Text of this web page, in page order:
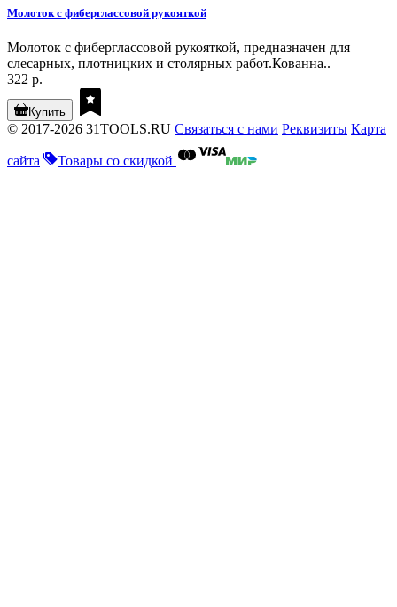
Молоток с фиберглассовой рукояткой
Молоток с фиберглассовой рукояткой, предназначен для
слесарных, плотницких и столярных работ.Кованна..
322 р.
Купить
© 2017-2026 31TOOLS.RU Связаться с нами Реквизиты Карта
сайта Товары со скидкой